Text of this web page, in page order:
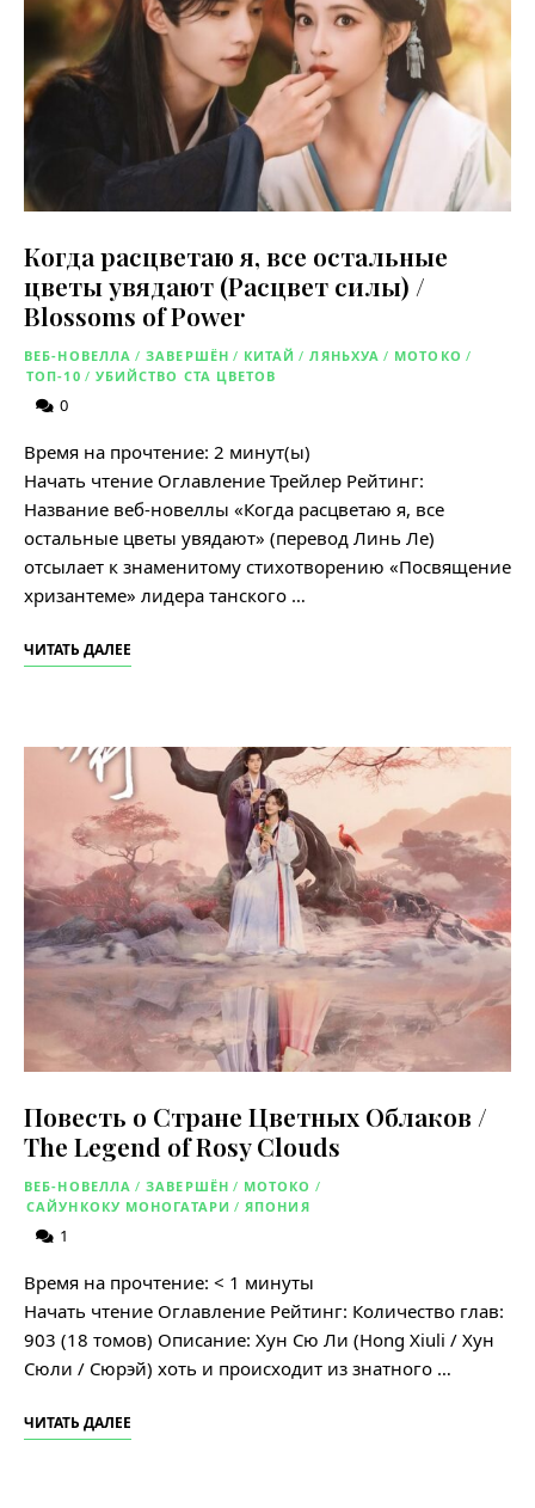
Когда расцветаю я, все остальные
цветы увядают (Расцвет силы) /
Blossoms of Power
ВЕБ-НОВЕЛЛА / ЗАВЕРШЁН / КИТАЙ / ЛЯНЬХУА / МОТОКО /
ТОП-10 / УБИЙСТВО СТА ЦВЕТОВ
0
Время на прочтение: 2 минут(ы)
Начать чтение Оглавление Трейлер Рейтинг:
Название веб-новеллы «Когда расцветаю я, все
остальные цветы увядают» (перевод Линь Ле)
отсылает к знаменитому стихотворению «Посвящение
хризантеме» лидера танского …
ЧИТАТЬ ДАЛЕЕ
Повесть о Стране Цветных Облаков /
The Legend of Rosy Clouds
ВЕБ-НОВЕЛЛА / ЗАВЕРШЁН / МОТОКО /
САЙУНКОКУ МОНОГАТАРИ / ЯПОНИЯ
1
Время на прочтение: < 1 минуты
Начать чтение Оглавление Рейтинг: Количество глав:
903 (18 томов) Описание: Хун Сю Ли (Hong Xiuli / Хун
Сюли / Сюрэй) хоть и происходит из знатного …
ЧИТАТЬ ДАЛЕЕ